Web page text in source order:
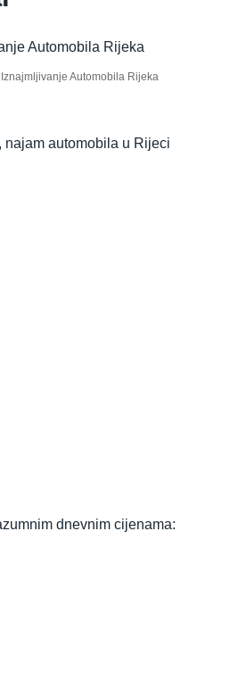
Iznajmljivanje Automobila Rijeka
najam automobila u Rijeci
dnevnim cijenama: